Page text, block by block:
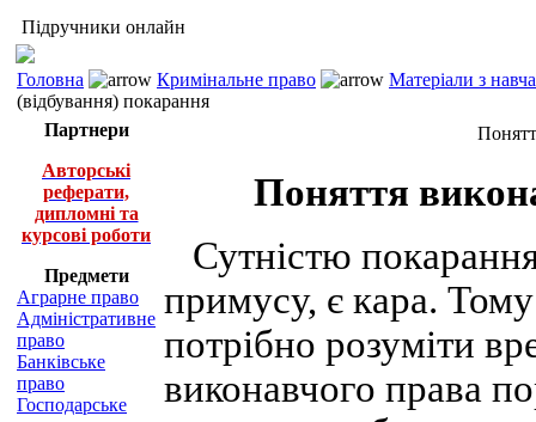
Підручники онлайн
Головна Кримінальне право
Матеріали з
(відбування) покарання
Партнери
Авторські
реферати,
дипломні та
курсові роботи
Предмети
Аграрне право
Адміністративне
право
Банківське
право
Господарське
Поняття
Сутністю
примусу, є кара.
потрібно розуміти
виконавчого права